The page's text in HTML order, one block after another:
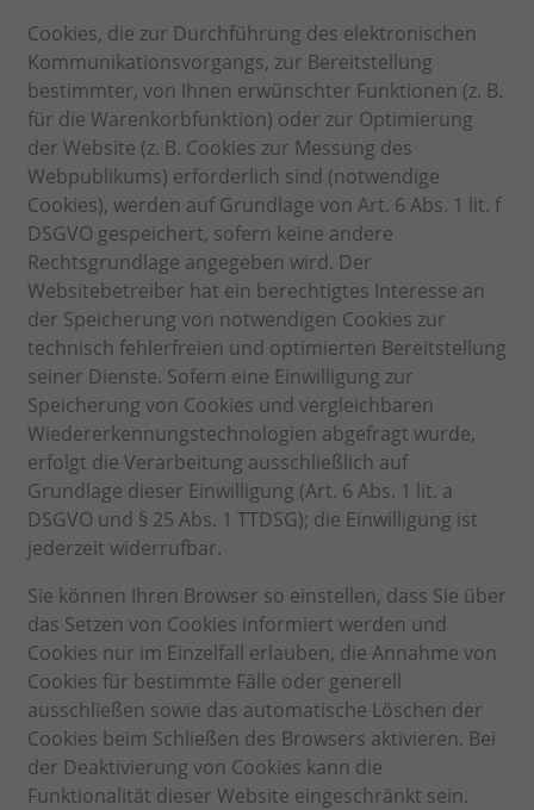
Cookies, die zur Durchführung des elektronischen
Kommunikationsvorgangs, zur Bereitstellung
bestimmter, von Ihnen erwünschter Funktionen (z. B.
für die Warenkorbfunktion) oder zur Optimierung
der Website (z. B. Cookies zur Messung des
Webpublikums) erforderlich sind (notwendige
Cookies), werden auf Grundlage von Art. 6 Abs. 1 lit. f
DSGVO gespeichert, sofern keine andere
Rechtsgrundlage angegeben wird. Der
Websitebetreiber hat ein berechtigtes Interesse an
der Speicherung von notwendigen Cookies zur
technisch fehlerfreien und optimierten Bereitstellung
seiner Dienste. Sofern eine Einwilligung zur
Speicherung von Cookies und vergleichbaren
Wiedererkennungstechnologien abgefragt wurde,
erfolgt die Verarbeitung ausschließlich auf
Grundlage dieser Einwilligung (Art. 6 Abs. 1 lit. a
DSGVO und § 25 Abs. 1 TTDSG); die Einwilligung ist
jederzeit widerrufbar.
Sie können Ihren Browser so einstellen, dass Sie über
das Setzen von Cookies informiert werden und
Cookies nur im Einzelfall erlauben, die Annahme von
Cookies für bestimmte Fälle oder generell
ausschließen sowie das automatische Löschen der
Cookies beim Schließen des Browsers aktivieren. Bei
der Deaktivierung von Cookies kann die
Funktionalität dieser Website eingeschränkt sein.